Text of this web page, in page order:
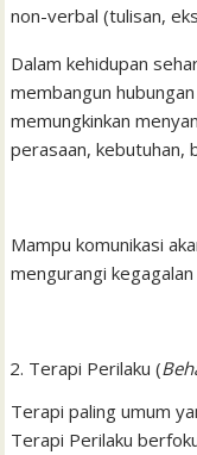
non-verbal (tulisan,
Dalam kehidupan
membangun
memungkinkan
perasaan, kebutuhan,
Mampu komunikasi
mengurangi
Terapi Perilaku (
Terapi paling umum
Terapi Perilaku